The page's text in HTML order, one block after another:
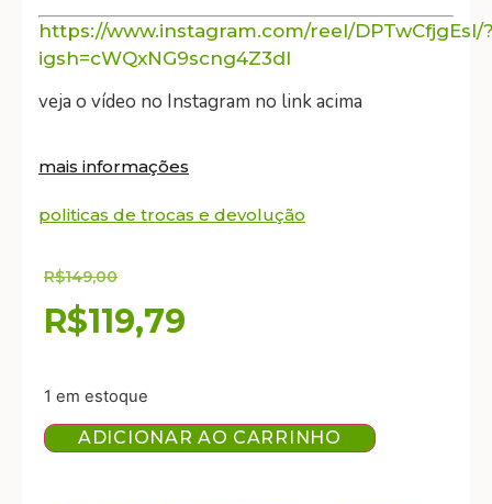
https://www.instagram.com/reel/DPTwCfjgEsI/
igsh=cWQxNG9scng4Z3dl
veja o vídeo no Instagram no link acima
mais informações
politicas de trocas e devolução
R$149,00
R$119,79
1 em estoque
ADICIONAR AO CARRINHO